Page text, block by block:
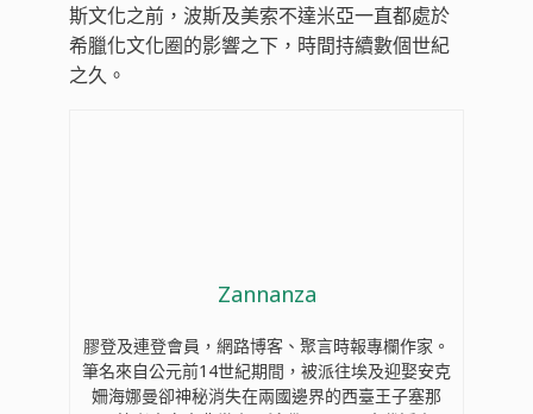
斯文化之前，波斯及美索不達米亞一直都處於
希臘化文化圈的影響之下，時間持續數個世紀
之久。
Zannanza
膠登及連登會員，網路博客、聚言時報專欄作家。
筆名來自公元前14世紀期間，被派往埃及迎娶安克
姍海娜曼卻神秘消失在兩國邊界的西臺王子塞那